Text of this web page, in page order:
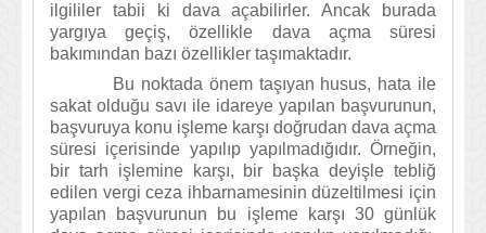
ilgililer tabii ki dava açabilirler. Ancak burada
yargıya geçiş, özellikle dava açma süresi
bakımından bazı özellikler taşımaktadır.
Bu noktada önem taşıyan husus, hata ile
sakat olduğu savı ile idareye yapılan başvurunun,
başvuruya konu işleme karşı doğrudan dava açma
süresi içerisinde yapılıp yapılmadığıdır. Örneğin,
bir tarh işlemine karşı, bir başka deyişle tebliğ
edilen vergi ceza ihbarnamesinin düzeltilmesi için
yapılan başvurunun bu işleme karşı 30 günlük